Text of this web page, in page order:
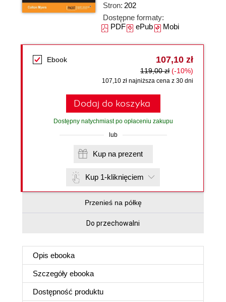
Stron: 202
Dostępne formaty:
PDFePubMobi
Ebook 107,10 zł
119,00 zł (-10%)
107,10 zł najniższa cena z 30 dni
Dodaj do koszyka
Dostępny natychmiast po opłaceniu zakupu
lub
Kup na prezent
Kup 1-kliknięciem
Przenieś na półkę
Do przechowalni
Opis ebooka
Szczegóły ebooka
Dostępność produktu